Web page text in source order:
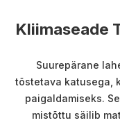
Kliimaseade
Suurepärane
tõstetava katusega,
paigaldamiseks.
mistõttu säilib